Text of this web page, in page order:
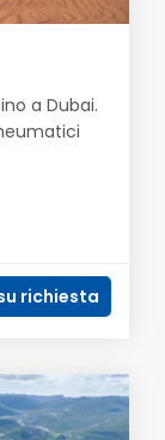
a Dubai.
richiesta